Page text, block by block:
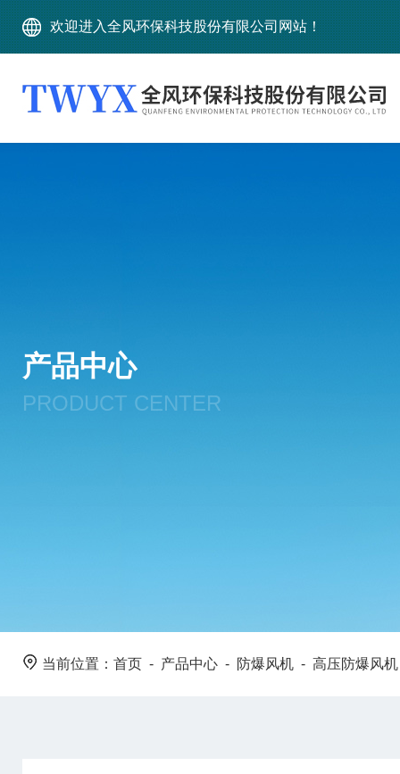
欢迎进入全风环保科技股份有限公司网站！
产品中心
PRODUCT CENTER
当前位置： 首页 - 产品中心 - 防爆风机 - 高压防爆风机